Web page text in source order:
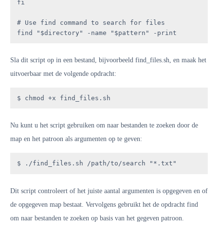
fi
# Use find command to search for files
find "$directory" -name "$pattern" -print
Sla dit script op in een bestand, bijvoorbeeld find_files.sh, en maak het
uitvoerbaar met de volgende opdracht:
$ chmod +x find_files.sh
Nu kunt u het script gebruiken om naar bestanden te zoeken door de
map en het patroon als argumenten op te geven:
$ ./find_files.sh /path/to/search "*.txt"
Dit script controleert of het juiste aantal argumenten is opgegeven en of
de opgegeven map bestaat. Vervolgens gebruikt het de opdracht find
om naar bestanden te zoeken op basis van het gegeven patroon.